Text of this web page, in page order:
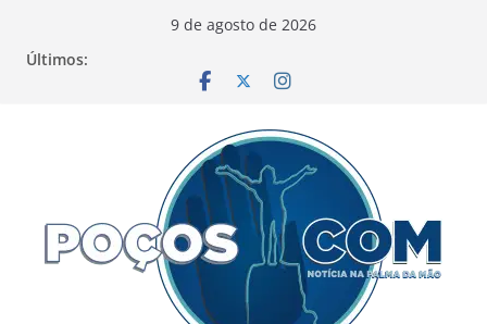
9 de agosto de 2026
Últimos: